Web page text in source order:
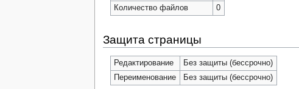
Количество файлов
0
Защита страницы
Редактирование
Без защиты (бессрочно)
Переименование
Без защиты (бессрочно)